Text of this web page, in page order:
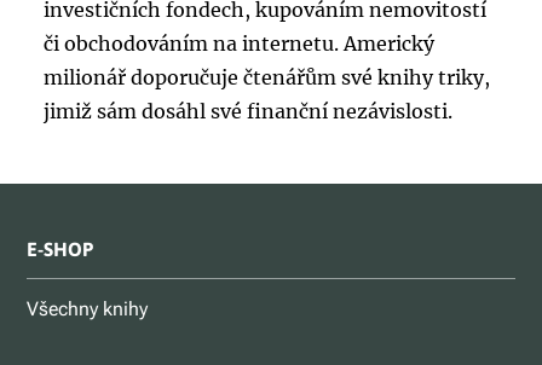
investičních fondech, kupováním nemovitostí
či obchodováním na internetu. Americký
milionář doporučuje čtenářům své knihy triky,
jimiž sám dosáhl své finanční nezávislosti.
E-SHOP
Všechny knihy